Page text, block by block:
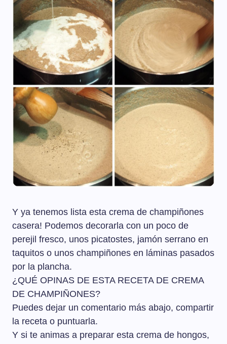
Y ya tenemos lista esta crema de champiñones
casera! Podemos decorarla con un poco de
perejil fresco, unos picatostes, jamón serrano en
taquitos o unos champiñones en láminas pasados
por la plancha.
¿QUÉ OPINAS DE ESTA RECETA DE CREMA
DE CHAMPIÑONES?
Puedes dejar un comentario más abajo, compartir
la receta o puntuarla.
Y si te animas a preparar esta crema de hongos,